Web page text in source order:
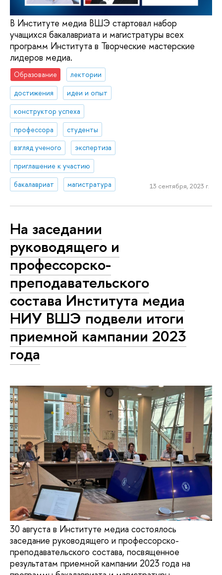
В Институте медиа ВШЭ стартовал набор
учащихся бакалавриата и магистратуры всех
программ Института в Творческие мастерские
лидеров медиа.
Образование
лектории
достижения
идеи и опыт
конструктор успеха
профессора
студенты
взгляд ученого
экспертиза
приглашение к участию
бакалавриат
магистратура 13 сентября, 2023 г.
На заседании
руководящего и
профессорско-
преподавательского
состава Института медиа
НИУ ВШЭ подвели итоги
приемной кампании 2023
года
30 августа в Институте медиа состоялось
заседание руководящего и профессорско-
преподавательского состава, посвященное
результатам приемной кампании 2023 года на